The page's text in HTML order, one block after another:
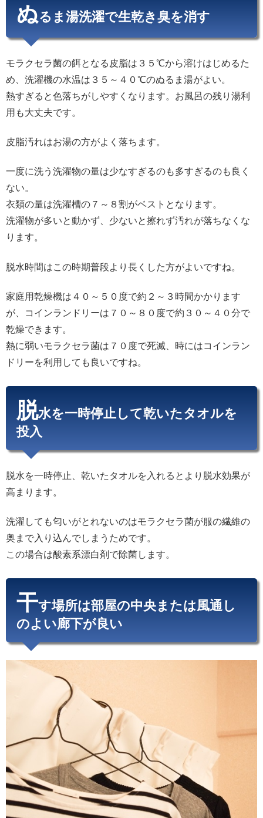
ぬるま湯洗濯で生乾き臭を消す
モラクセラ菌の餌となる皮脂は３５℃から溶けはじめるた
め、洗濯機の水温は３５～４０℃のぬるま湯がよい。
熱すぎると色落ちがしやすくなります。お風呂の残り湯利
用も大丈夫です。
皮脂汚れはお湯の方がよく落ちます。
一度に洗う洗濯物の量は少なすぎるのも多すぎるのも良く
ない。
衣類の量は洗濯槽の７～８割がベストとなります。
洗濯物が多いと動かず、少ないと擦れず汚れが落ちなくな
ります。
脱水時間はこの時期普段より長くした方がよいですね。
家庭用乾燥機は４０～５０度で約２～３時間かかります
が、コインランドリーは７０～８０度で約３０～４０分で
乾燥できます。
熱に弱いモラクセラ菌は７０度で死滅、時にはコインラン
ドリーを利用しても良いですね。
脱水を一時停止して乾いたタオルを
投入
脱水を一時停止、乾いたタオルを入れるとより脱水効果が
高まります。
洗濯しても匂いがとれないのはモラクセラ菌が服の繊維の
奥まで入り込んでしまうためです。
この場合は酸素系漂白剤で除菌します。
干す場所は部屋の中央または風通し
のよい廊下が良い